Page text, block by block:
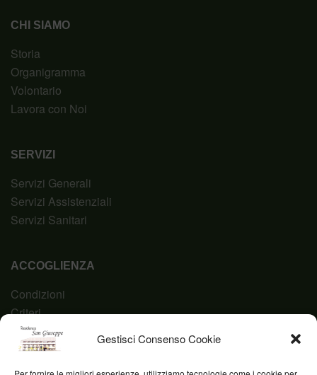
Gestisci Consenso Cookie
CHI SIAMO
Storia
Organigramma
Volontario
Lavora con Noi
SERVIZI
Servizi Generali
Servizi Assistenziali
Servizi Sanitari
ACCOGLIENZA
Condizioni
Criteri
Domanda
Codice Etico